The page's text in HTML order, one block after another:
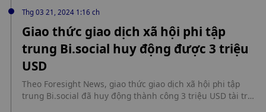
は、ステーブルコイン規制の必要性は「緊急」であると指摘し
つつ、規制の断片化が国際金融システムへの統合にリスクをも
たらすと警告している。 source:
https://jp.cointelegraph.com/news/unharmonized-
regulation-threatens-stablecoin-usability-bis-report
Thg 03 21, 2024 1:16 ch
Giao thức giao dịch xã hội phi tập
trung Bi.social huy động được 3 triệu
USD
Theo Foresight News, giao thức giao dịch xã hội phi tập
trung Bi.social đã huy động thành công 3 triệu USD tài trợ